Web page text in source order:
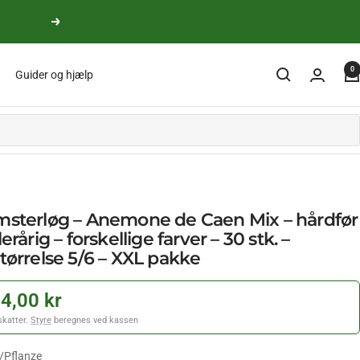
yderligere
Guider og hjælp 0
– Anemone de Caen Mix – hårdfør
– forskellige farver – 30 stk. –
5/6 – XXL pakke
kr
Styreberegnes ved kassen
Pflanze